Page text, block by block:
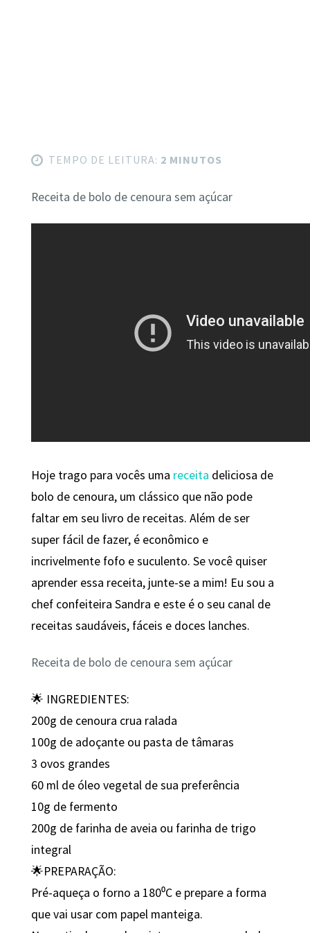
TEMPO DE LEITURA: 2 MINUTOS
Receita de bolo de cenoura sem açúcar
Hoje trago para vocês uma receita deliciosa de
bolo de cenoura, um clássico que não pode
faltar em seu livro de receitas. Além de ser
super fácil de fazer, é econômico e
incrivelmente fofo e suculento. Se você quiser
aprender essa receita, junte-se a mim! Eu sou a
chef confeiteira Sandra e este é o seu canal de
receitas saudáveis, fáceis e doces lanches.
Receita de bolo de cenoura sem açúcar
🌟 INGREDIENTES:
200g de cenoura crua ralada
100g de adoçante ou pasta de tâmaras
3 ovos grandes
60 ml de óleo vegetal de sua preferência
10g de fermento
200g de farinha de aveia ou farinha de trigo
integral
🌟PREPARAÇÃO:
Pré-aqueça o forno a 180⁰C e prepare a forma
que vai usar com papel manteiga.